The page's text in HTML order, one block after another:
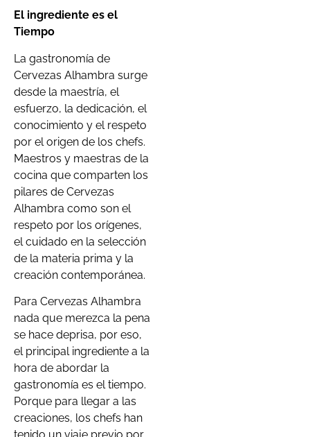
El ingrediente es el
Tiempo
La gastronomía de
Cervezas Alhambra surge
desde la maestría, el
esfuerzo, la dedicación, el
conocimiento y el respeto
por el origen de los chefs.
Maestros y maestras de la
cocina que comparten los
pilares de Cervezas
Alhambra como son el
respeto por los orígenes,
el cuidado en la selección
de la materia prima y la
creación contemporánea.
Para Cervezas Alhambra
nada que merezca la pena
se hace deprisa, por eso,
el principal ingrediente a la
hora de abordar la
gastronomía es el tiempo.
Porque para llegar a las
creaciones, los chefs han